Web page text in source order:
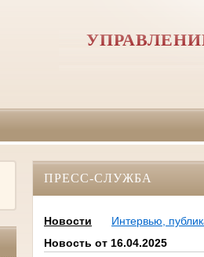
ПРЕСС-СЛУЖБА
Новости Интервью,
Новость от 16.04.2025